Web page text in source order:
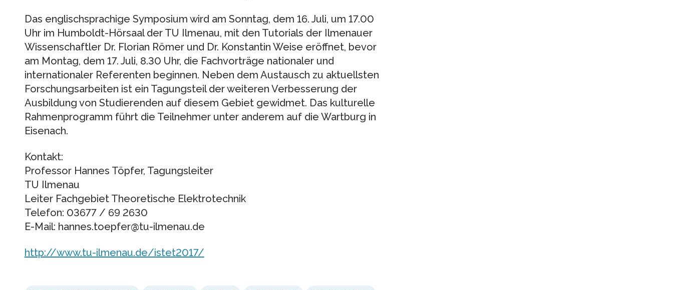
Das englischsprachige Symposium wird am Sonntag, dem 16. Juli, um 17.00
Uhr im Humboldt-Hörsaal der TU Ilmenau, mit den Tutorials der Ilmenauer
Wissenschaftler Dr. Florian Römer und Dr. Konstantin Weise eröffnet, bevor
am Montag, dem 17. Juli, 8.30 Uhr, die Fachvorträge nationaler und
internationaler Referenten beginnen. Neben dem Austausch zu aktuellsten
Forschungsarbeiten ist ein Tagungsteil der weiteren Verbesserung der
Ausbildung von Studierenden auf diesem Gebiet gewidmet. Das kulturelle
Rahmenprogramm führt die Teilnehmer unter anderem auf die Wartburg in
Eisenach.
Kontakt:
Professor Hannes Töpfer, Tagungsleiter
TU Ilmenau
Leiter Fachgebiet Theoretische Elektrotechnik
Telefon: 03677 / 69 2630
E-Mail: hannes.toepfer@tu-ilmenau.de
http://www.tu-ilmenau.de/istet2017/